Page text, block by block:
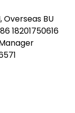
Overseas BU
18201750616